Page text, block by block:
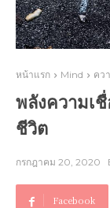
หน้าแรก Mind คว
พลังความเ
ชีวิต
กรกฎาคม 20, 2020
Facebook